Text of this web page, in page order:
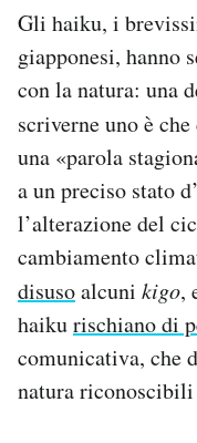
AREA PERSONALE
Area Personale
Newsletter
Notifiche mobile
Regala il Post
Hai bisogno di
Esci
Gli haiku, i
giapponesi, hanno
con la natura: una
scriverne uno è
una «parola
a un preciso stato
l’alterazione del
cambiamento
disusoalcuni kigo,
haikurischiano di
comunicativa, che
natura